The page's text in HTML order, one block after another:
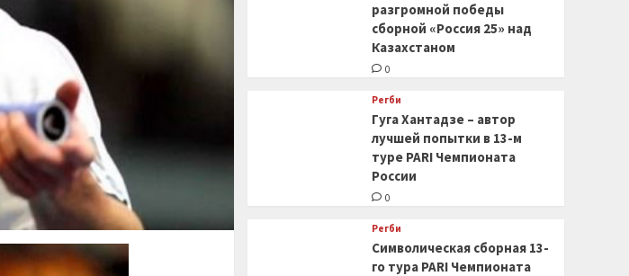
разгромной победы
сборной «Россия 25» над
Казахстаном
0
Регби
Гуга Хантадзе – автор
лучшей попытки в 13-м
туре PARI Чемпионата
России
0
Регби
Символическая сборная 13-
го тура PARI Чемпионата